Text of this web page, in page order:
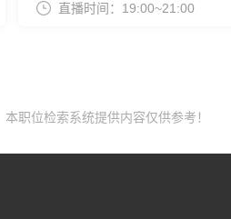
直播时间：19:00~21:00
职位检索系统提供内容仅供参考！